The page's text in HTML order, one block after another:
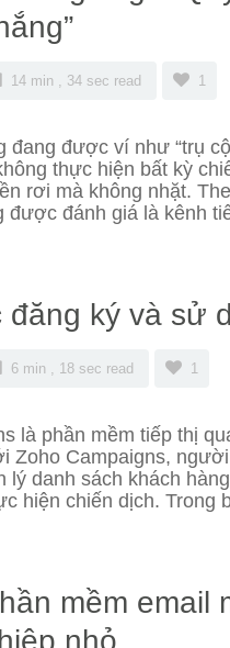
14 min , 34 sec read 1
đang được ví như “trụ
thực hiện bất kỳ
rơi mà không nhặt.
được đánh giá là kênh
ký và sử
6 min , 18 sec read 1
là phần mềm tiếp thị
Zoho Campaigns,
lý danh sách khách
hiện chiến dịch. Trong
mềm email
nhỏ